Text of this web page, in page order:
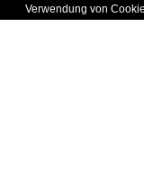
Verwendung von